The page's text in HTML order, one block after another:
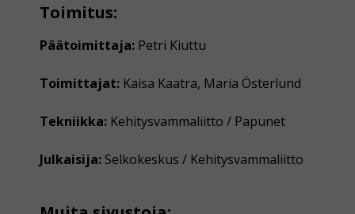
Toimitus:
Päätoimittaja: Petri Kiuttu
Toimittajat: Kaisa Kaatra, Maria Österlund
Tekniikka: Kehitysvammaliitto / Papunet
Julkaisija: Selkokeskus / Kehitysvammaliitto